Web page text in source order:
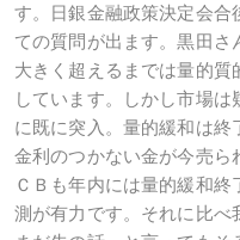
す。日銀金融政策決定会合
ての質問が出ます。黒田さ
大きく超えるまでは量的
しています。しかし市場
に既に突入。量的緩和は終
金利のつかない金が今売ら
ＣＢも年内には量的緩和
測が有力です。それに比べ